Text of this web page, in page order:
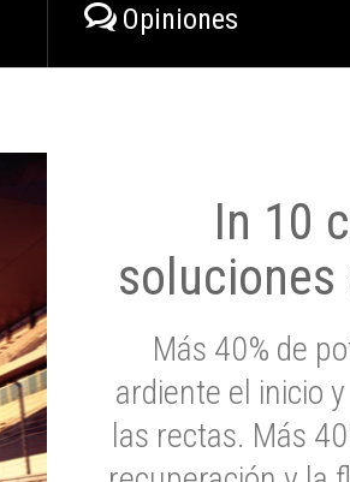
Opiniones
In 10
soluciones
Más 40% de
ardiente el inicio
las rectas. Más